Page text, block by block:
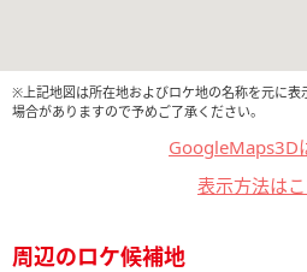
※上記地図は所在地およびロケ地の名称を元に表
場合がありますので予めご了承ください。
GoogleMaps3D
表示方法は
周辺のロケ候補地